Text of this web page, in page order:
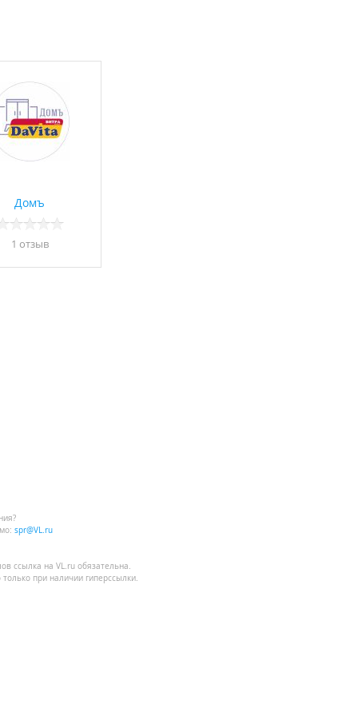
Домъ
1 отзыв
spr@VL.ru
ссылка на VL.ru обязательна.
при наличии гиперссылки.